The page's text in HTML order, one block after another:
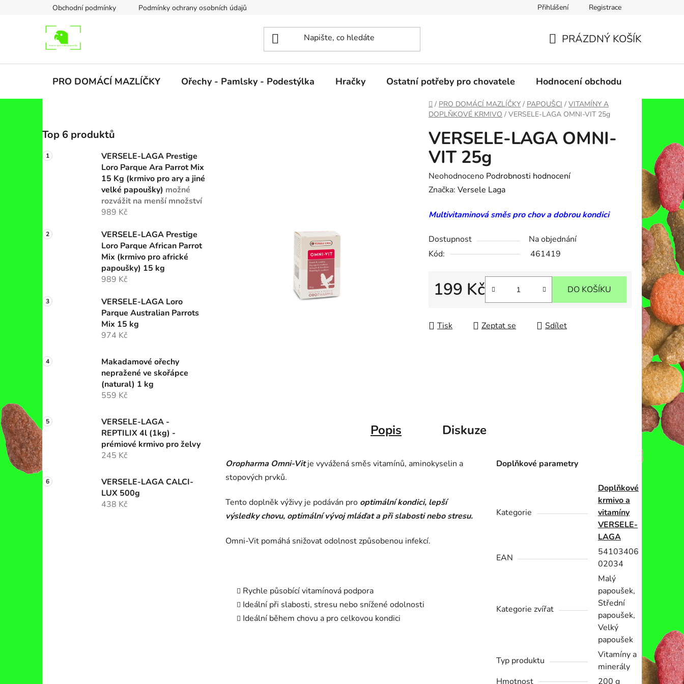
Obchodní podmínky Podmínky ochrany osobních údajů Přihlášení Registrace
KOŠÍK
PRÁZDNÝ KOŠÍK
PRO DOMÁCÍ MAZLÍČKY Ořechy - Pamlsky - Podestýlka Hračky Ostatní potřeby pro chovatele Hodnocení obchodu
Domů
/ PRO DOMÁCÍ MAZLÍČKY / PAPOUŠCI / VITAMÍNY A
DOPLŇKOVÉ KRMIVO / VERSELE-LAGA OMNI-VIT 25g
o
s
t
í
p
l
Top 6 produktů
VERSELE-LAGA Prestige
Loro Parque Ara Parrot Mix
15 Kg (krmivo pro ary a jiné
velké papoušky) možné
rozvážit na menší množství
989 Kč
VERSELE-LAGA Prestige
Loro Parque African Parrot
Mix (krmivo pro africké
papoušky) 15 kg
989 Kč
VERSELE-LAGA Loro
Parque Australian Parrots
Mix 15 kg
974 Kč
Makadamové ořechy
nepražené ve skořápce
(natural) 1 kg
559 Kč
VERSELE-LAGA -
REPTILIX 4l (1kg) -
prémiové krmivo pro želvy
245 Kč
VERSELE-LAGA CALCI-
LUX 500g
438 Kč
VERSELE-LAGA OMNI-
VIT 25g
Průměrné
hodnocení
je
z
5
Neohodnoceno Podrobnosti hodnocení
Značka: Versele Laga
Multivitaminová směs pro chov a dobrou kondici
Dostupnost
Na objednání
Kód:
461419
199 Kč DO KOŠÍKU
Tisk Zeptat se Sdílet
Popis Diskuze
Oropharma Omni-Vit je vyvážená směs vitamínů, aminokyselin a
stopových prvků.
Tento doplněk výživy je podáván pro optimální kondici, lepší
výsledky chovu, optimální vývoj mláďat a při slabosti nebo stresu.
Omni-Vit pomáhá snižovat odolnost způsobenou infekcí.
Rychle působící vitamínová podpora
Ideální při slabosti, stresu nebo snížené odolnosti
Ideální během chovu a pro celkovou kondici
Doplňkové parametry
Kategorie
Doplňkové
krmivo a
vitamíny
VERSELE-
LAGA
EAN
54103406
02034
Kategorie zvířat
Malý
papoušek,
Střední
papoušek,
Velký
papoušek
Typ produktu
Vitamíny a
minerály
Hmotnost
200 g